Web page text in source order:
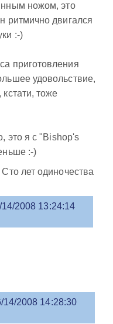
ножом, это
ритмично двигался
:-)
приготовления
удовольствие,
тоже
это я с "Bishop's
:-)
лет одиночества
2008 13:24:14
14/2008 14:28:30